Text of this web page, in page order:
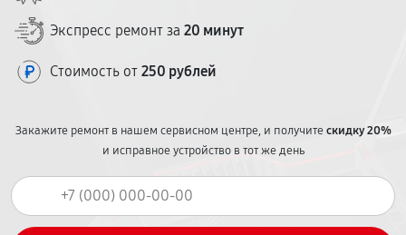
Экспресс ремонт за 20 минут
Стоимость от 250 рублей
Закажите ремонт в нашем сервисном центре, и получитескидку 20%
и исправное устройство в тот же день